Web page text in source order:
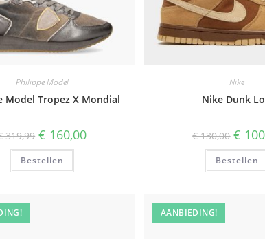
Philippe Model
Model Tropez X Mondial
319,99 Oorspronkelijke
prijs
was:
€ 319,99.
€ 160,00Huidige
Bestellen
Nike
Nike Dunk
€130,00 prijs
was:
€
€
Bestellen
AANBIEDING!